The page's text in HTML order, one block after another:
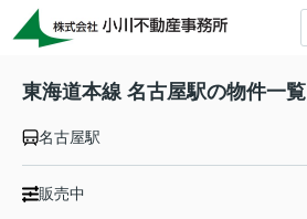
東海道本線 名古屋駅の物件一覧
名古屋駅
販売中